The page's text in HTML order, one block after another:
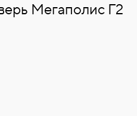
Мегаполис Г2